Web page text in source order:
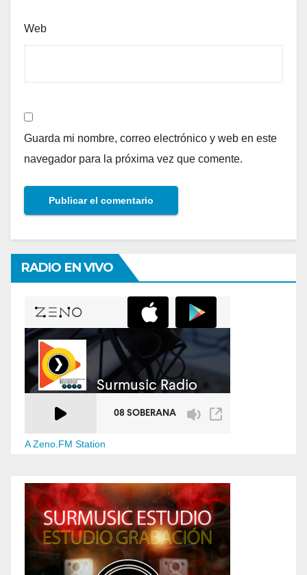
Web
Guarda mi nombre, correo electrónico y web en este
navegador para la próxima vez que comente.
RADIO EN VIVO
A Zeno.FM Station